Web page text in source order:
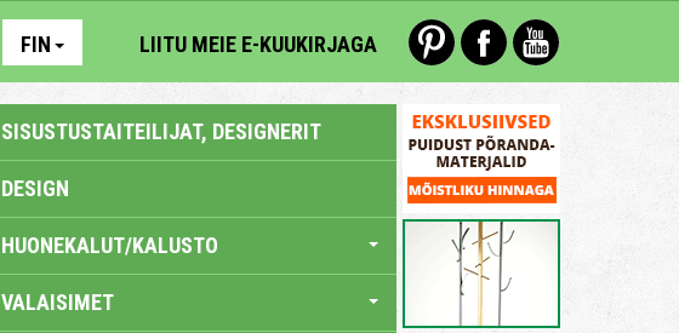
FIN LIITU MEIE E-KUUKIRJAGA
SISUSTUSTAITEILIJAT, DESIGNERIT
DESIGN
HUONEKALUT/KALUSTO
VALAISIMET